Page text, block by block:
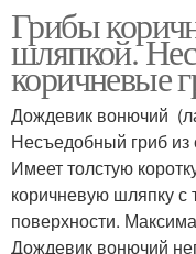
Грибы
шляпкой.
коричневые
Дождевик вонючий
Несъедобный гриб
Имеет толстую
коричневую шляпку
поверхности.
Дождевик вонючий